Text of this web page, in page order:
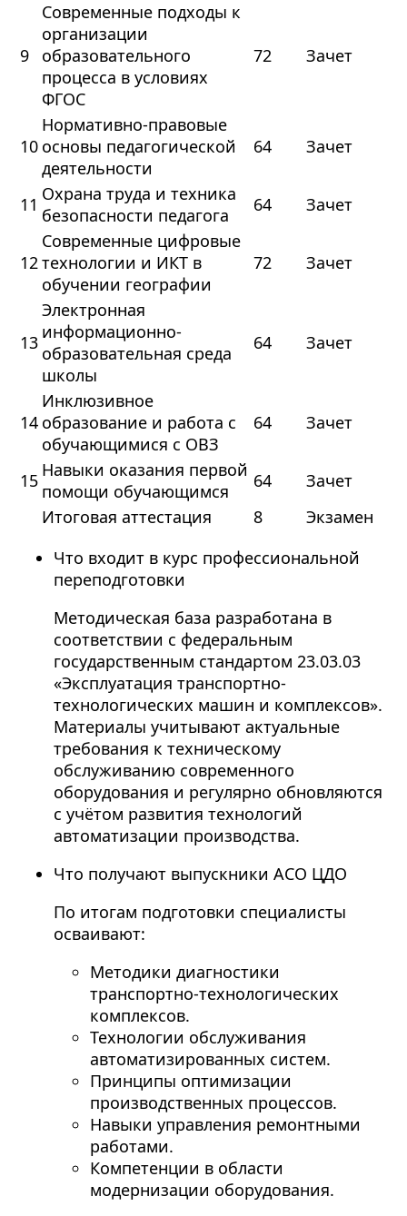
9
Современные подходы к
организации
образовательного
процесса в условиях
ФГОС
72 Зачет
10
Нормативно-правовые
основы педагогической
деятельности
64 Зачет
11 Охрана труда и техника
безопасности педагога
64 Зачет
12
Современные цифровые
технологии и ИКТ в
обучении географии
72 Зачет
13
Электронная
информационно-
образовательная среда
школы
64 Зачет
14
Инклюзивное
образование и работа с
обучающимися с ОВЗ
64 Зачет
15 Навыки оказания первой
помощи обучающимся
64
Зачет
Итоговая аттестация
8
Экзамен
Что входит в курс профессиональной
переподготовки
Методическая база разработана в
соответствии с федеральным
государственным стандартом 23.03.03
«Эксплуатация транспортно-
технологических машин и комплексов».
Материалы учитывают актуальные
требования к техническому
обслуживанию современного
оборудования и регулярно обновляются
с учётом развития технологий
автоматизации производства.
Что получают выпускники АСО ЦДО
По итогам подготовки специалисты
осваивают:
Методики диагностики
транспортно-технологических
комплексов.
Технологии обслуживания
автоматизированных систем.
Принципы оптимизации
производственных процессов.
Навыки управления ремонтными
работами.
Компетенции в области
модернизации оборудования.